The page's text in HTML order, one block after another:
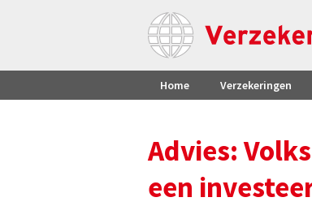
Home Verzekeringen
Advies:
een